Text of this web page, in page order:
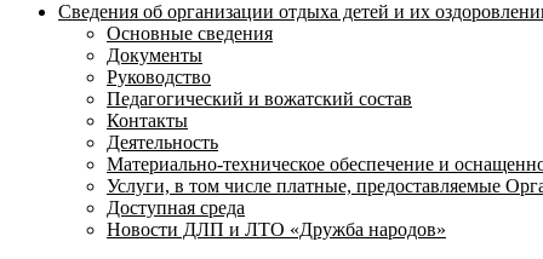
Сведения об организации отдыха детей и их
Основные сведения
Документы
Руководство
Педагогический и вожатский состав
Контакты
Деятельность
Материально-техническое обеспечение и
Услуги, в том числе платные, предоставляемые
Доступная среда
Новости ДЛП и ЛТО «Дружба народов»